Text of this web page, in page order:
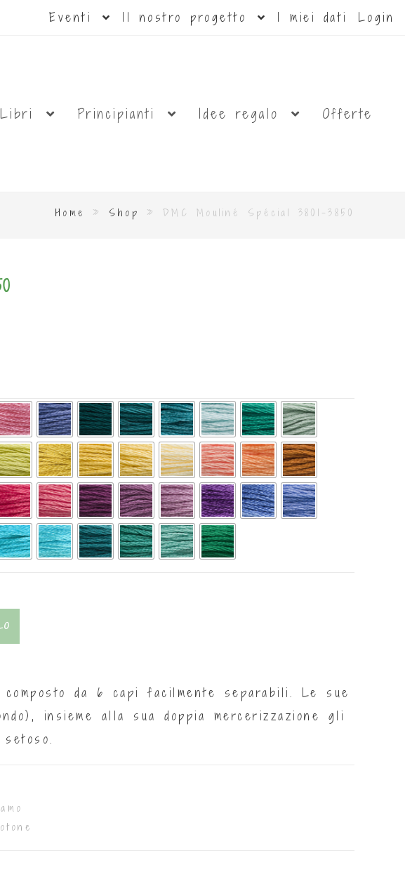
Eventi Il nostro progetto I miei dati Login
Libri Principianti Idee regalo Offerte
Home » Shop » DMC Mouliné Spécial 3801-3850
da 6 capi facilmente separabili. Le sue
insieme alla sua doppia mercerizzazione gli